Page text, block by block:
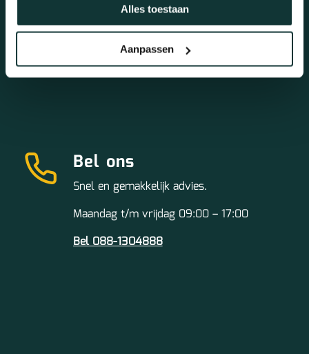
Alles toestaan
Aanpassen
Mail ons
Altijd dezelfde werkdag antwoord!
info@topkwaliteitvloeren.nl
Bel ons
Snel en gemakkelijk advies.
Maandag t/m vrijdag 09:00 – 17:00
Bel 088-1304888